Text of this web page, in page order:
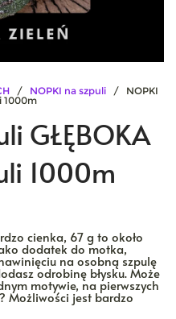
/ NOPKI na szpuli / NOPKI
1000m
GŁĘBOKA
1000m
cienka, 67 g to około
dodatek do motka,
na osobną szpulę
odrobinę błysku. Może
motywie, na pierwszych
Możliwości jest bardzo